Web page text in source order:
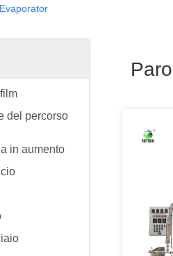
del percorso
in aumento